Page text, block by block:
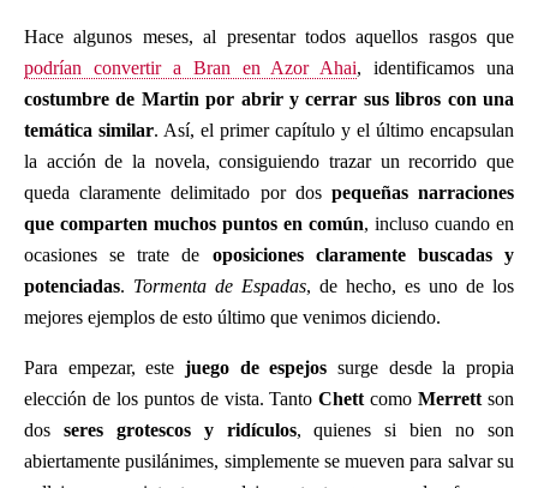
Hace algunos meses, al presentar todos aquellos rasgos que
podrían convertir a Bran en Azor Ahai, identificamos una
costumbre de Martin por abrir y cerrar sus libros con una
temática similar. Así, el primer capítulo y el último encapsulan
la acción de la novela, consiguiendo trazar un recorrido que
queda claramente delimitado por dos pequeñas narraciones
que comparten muchos puntos en común, incluso cuando en
ocasiones se trate de oposiciones claramente buscadas y
potenciadas. Tormenta de Espadas, de hecho, es uno de los
mejores ejemplos de esto último que venimos diciendo.
Para empezar, este juego de espejos surge desde la propia
elección de los puntos de vista. TantoChett comoMerrett son
dos seres grotescos y ridículos, quienes si bien no son
abiertamente pusilánimes, simplemente se mueven para salvar su